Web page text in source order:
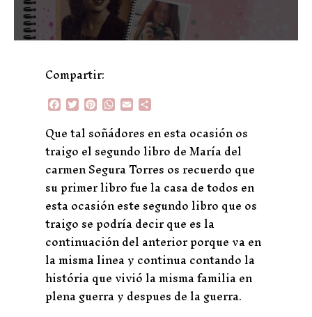
Compartir:
F
a
c
e
b
o
o
k
T
w
i
tt
e
r
P
n
t
e
r
e
s
t
W
h
a
t
s
A
p
p
E
m
a
il
m
p
a
r
t
ir
Que tal soñádores en esta ocasión os
traigo el segundo libro de María del
carmen Segura Torres os recuerdo que
su primer libro fue la casa de todos en
esta ocasión este segundo libro que os
traigo se podría decir que es la
continuación del anterior porque va en
la misma linea y continua contando la
história que vivió la misma familia en
plena guerra y despues de la guerra.